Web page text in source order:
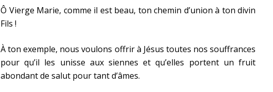
Ô Vierge Marie, comme il est beau, ton chemin d’union à ton divin
Fils !
À ton exemple, nous voulons offrir à Jésus toutes nos souffrances
pour qu’il les unisse aux siennes et qu’elles portent un fruit
abondant de salut pour tant d’âmes.